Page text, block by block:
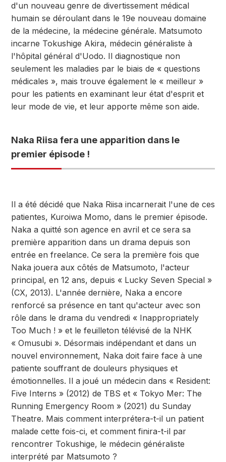
d'un nouveau genre de divertissement médical
humain se déroulant dans le 19e nouveau domaine
de la médecine, la médecine générale. Matsumoto
incarne Tokushige Akira, médecin généraliste à
l'hôpital général d'Uodo. Il diagnostique non
seulement les maladies par le biais de « questions
médicales », mais trouve également le « meilleur »
pour les patients en examinant leur état d'esprit et
leur mode de vie, et leur apporte même son aide.
Naka Riisa fera une apparition dans le
premier épisode !
Il a été décidé que Naka Riisa incarnerait l'une de ces
patientes, Kuroiwa Momo, dans le premier épisode.
Naka a quitté son agence en avril et ce sera sa
première apparition dans un drama depuis son
entrée en freelance. Ce sera la première fois que
Naka jouera aux côtés de Matsumoto, l'acteur
principal, en 12 ans, depuis « Lucky Seven Special »
(CX, 2013). L'année dernière, Naka a encore
renforcé sa présence en tant qu'acteur avec son
rôle dans le drama du vendredi « Inappropriately
Too Much ! » et le feuilleton télévisé de la NHK
« Omusubi ». Désormais indépendant et dans un
nouvel environnement, Naka doit faire face à une
patiente souffrant de douleurs physiques et
émotionnelles. Il a joué un médecin dans « Resident:
Five Interns » (2012) de TBS et « Tokyo Mer: The
Running Emergency Room » (2021) du Sunday
Theatre. Mais comment interprétera-t-il un patient
malade cette fois-ci, et comment finira-t-il par
rencontrer Tokushige, le médecin généraliste
interprété par Matsumoto ?